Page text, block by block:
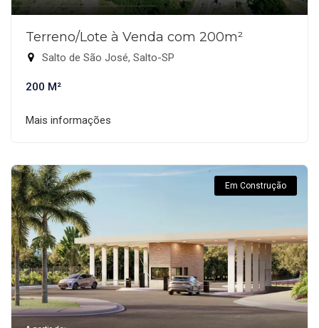
Terreno/Lote à Venda com 200m²
Salto de São José, Salto-SP
200 M²
Mais informações
Em Construção